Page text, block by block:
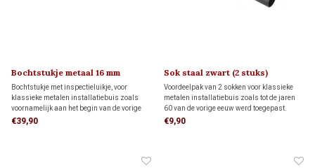
Bochtstukje metaal 16 mm
Bochtstukje met inspectieluikje, voor
klassieke metalen installatiebuis zoals
voornamelijk aan het begin van de vorige
eeuw werd toegepast.
€39,90
Sok staal zwart (2 stuks)
Voordeelpak van 2 sokken voor klassieke
metalen installatiebuis zoals tot de jaren
60 van de vorige eeuw werd toegepast.
Deze metalen sok heeft een zeer hoge
€9,90